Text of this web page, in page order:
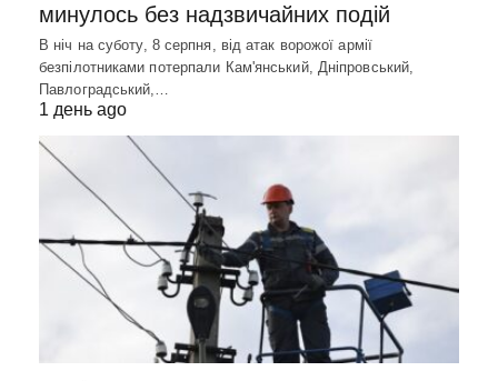
минулось без надзвичайних подій
В ніч на суботу, 8 серпня, від атак ворожої армії
безпілотниками потерпали Кам'янський, Дніпровський,
Павлоградський,…
1 день ago